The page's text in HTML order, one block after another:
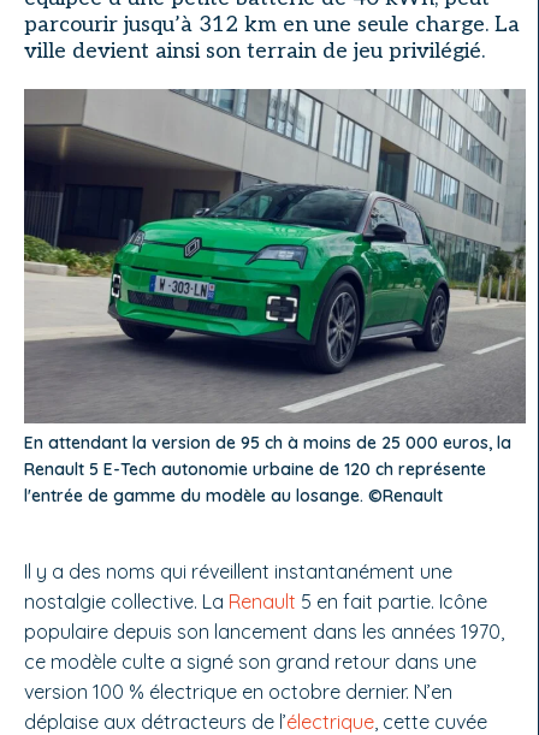
parcourir jusqu’à 312 km en une seule charge. La
ville devient ainsi son terrain de jeu privilégié.
En attendant la version de 95 ch à moins de 25 000 euros, la
Renault 5 E-Tech autonomie urbaine de 120 ch représente
l'entrée de gamme du modèle au losange. ©Renault
Il y a des noms qui réveillent instantanément une
nostalgie collective. La Renault 5 en fait partie. Icône
populaire depuis son lancement dans les années 1970,
ce modèle culte a signé son grand retour dans une
version 100 % électrique en octobre dernier. N’en
déplaise aux détracteurs de l’électrique , cette cuvée